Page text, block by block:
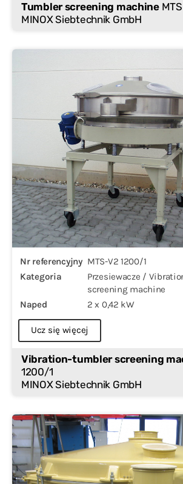
Tumbler screening machine
MINOX Siebtechnik GmbH
Nr referencyjny MTS-V2 1200/1
Kategoria
Przesiewacze /
screening machine
Naped
2 x 0,42 kW
Ucz się więcej
Vibration-tumbler screening
1200/1
MINOX Siebtechnik GmbH